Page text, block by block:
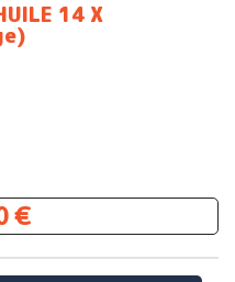
14 X
€